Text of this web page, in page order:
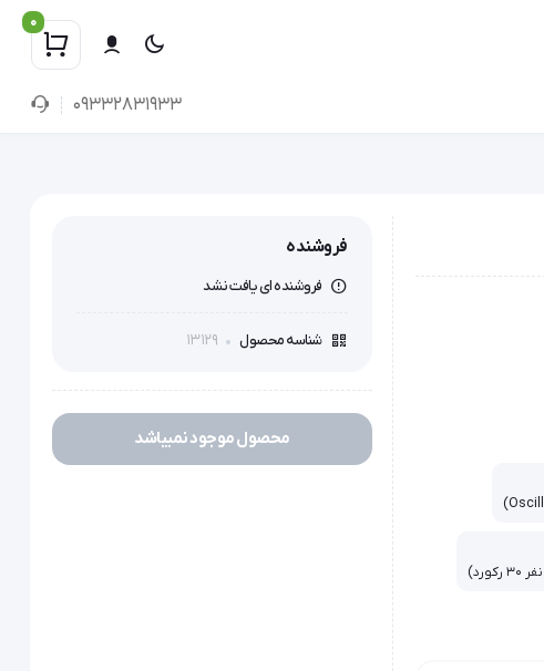
0
09332831933
فروشنده
فروشنده ای یافت نشد
شناسه محصول 13129
محصول موجود نمیباشد